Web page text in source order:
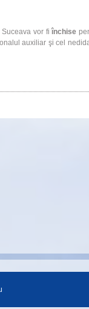
Suceava vor fiînchise
auxiliar şi cel